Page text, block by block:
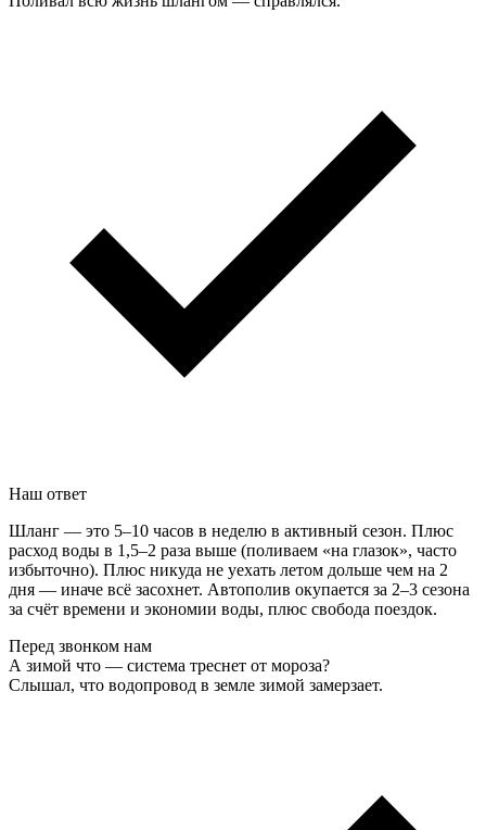
Наш ответ
Шланг — это 5–10 часов в неделю в активный сезон. Плюс
расход воды в 1,5–2 раза выше (поливаем «на глазок», часто
избыточно). Плюс никуда не уехать летом дольше чем на 2
дня — иначе всё засохнет. Автополив окупается за 2–3 сезона
за счёт времени и экономии воды, плюс свобода поездок.
Перед звонком нам
А зимой что — система треснет от мороза?
Слышал, что водопровод в земле зимой замерзает.